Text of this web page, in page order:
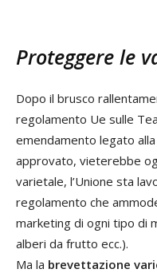
Proteggere le
Dopo il brusco
regolamento Ue sulle
emendamento legato
approvato, vieterebbe
varietale, l’Unione sta
regolamento che
marketing di ogni tipo di
alberi da frutto ecc.).
Ma la brevettazione